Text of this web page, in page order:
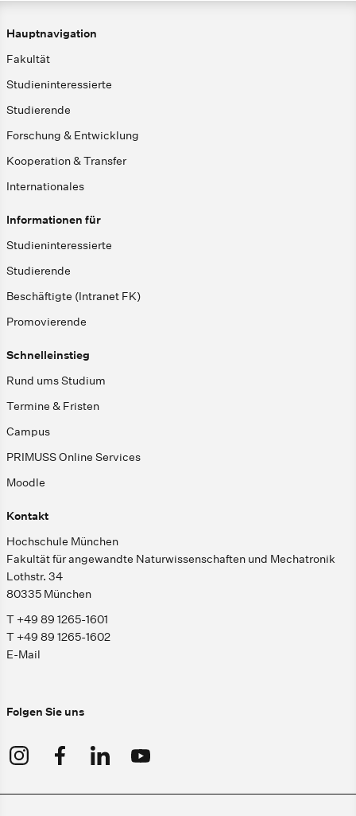
Hauptnavigation
Fakultät
Studieninteressierte
Studierende
Forschung & Entwicklung
Kooperation & Transfer
Internationales
Informationen für
Studieninteressierte
Studierende
Beschäftigte (Intranet FK)
Promovierende
Schnelleinstieg
Rund ums Studium
Termine & Fristen
Campus
PRIMUSS Online Services
Moodle
Kontakt
Hochschule München
Fakultät für angewandte Naturwissenschaften und Mechatronik
Lothstr. 34
80335 München
T +49 89 1265-1601
T +49 89 1265-1602
E-Mail
Folgen Sie uns